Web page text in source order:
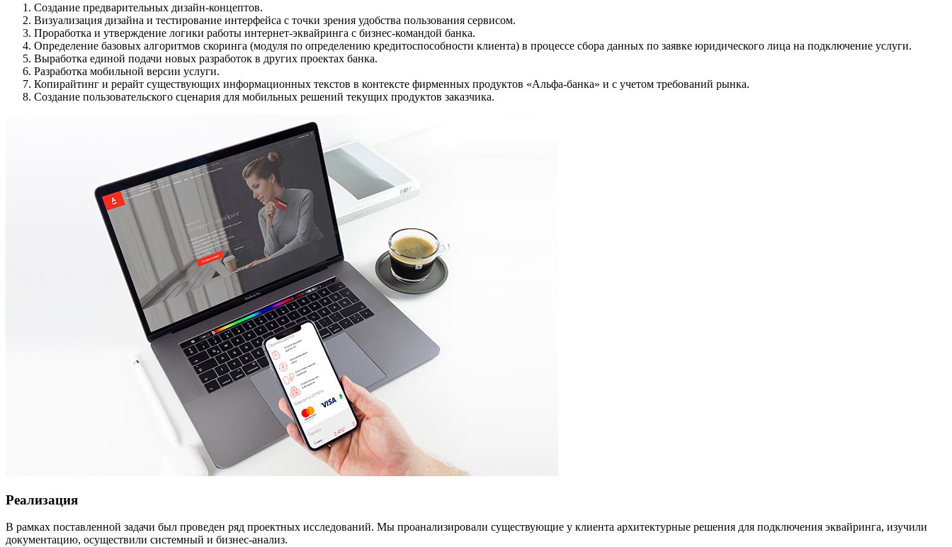
Создание предварительных дизайн-концептов.
Визуализация дизайна и тестирование интерфейса с точки зрения удобства пользования сервисом.
Проработка и утверждение логики работы интернет-эквайринга с бизнес-командой банка.
Определение базовых алгоритмов скоринга (модуля по определению кредитоспособности клиента) в процессе сбора данных по заявке юридического лица на подключение услуги.
Выработка единой подачи новых разработок в других проектах банка.
Разработка мобильной версии услуги.
Копирайтинг и рерайт существующих информационных текстов в контексте фирменных продуктов «Альфа-банка» и с учетом требований рынка.
Создание пользовательского сценария для мобильных решений текущих продуктов заказчика.
Реализация
В рамках поставленной задачи был проведен ряд проектных исследований. Мы проанализировали существующие у клиента архитектурные решения для подключения эквайринга, изучили
документацию, осуществили системный и бизнес-анализ.